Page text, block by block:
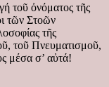
τοῦ ὀνόματος τῆς
τῶν Στοῶν
τῆς
τοῦ Πνευματισμοῦ,
μέσα σ’ αὐτά!